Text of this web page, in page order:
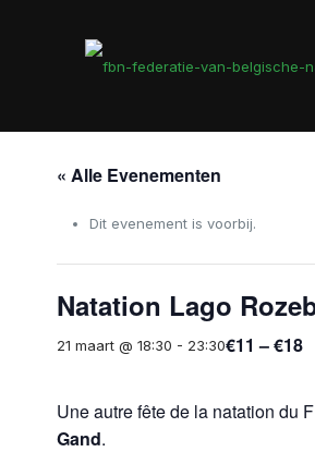
« Alle Evenementen
Dit evenement is voorbij.
Natation Lago
21 maart @ 18:30 - 23:30€11 – €18
Une autre fête de la natation du
Gand.